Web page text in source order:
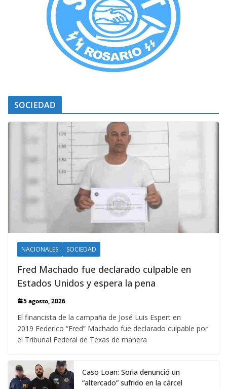
SOCIEDAD
NACIONALES SOCIEDAD
Fred Machado fue declarado culpable en
Estados Unidos y espera la pena
5 agosto, 2026
El financista de la campaña de José Luis Espert en
2019 Federico “Fred” Machado fue declarado culpable por
el Tribunal Federal de Texas de manera
Caso Loan: Soria denunció un
“altercado” sufrido en la cárcel